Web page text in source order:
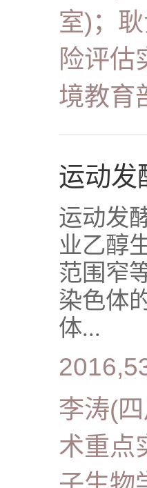
室)；
险评估
境教育
运动发
运动发
业乙醇
范围窄
染色体
体...
李涛(
术重点